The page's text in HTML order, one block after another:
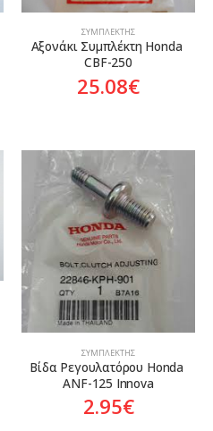
ΣΥΜΠΛΈΚΤΗΣ
Αξονάκι Συμπλέκτη Honda
CBF-250
25.08€
ΣΥΜΠΛΈΚΤΗΣ
Βίδα Ρεγουλατόρου Honda
ANF-125 Innova
2.95€